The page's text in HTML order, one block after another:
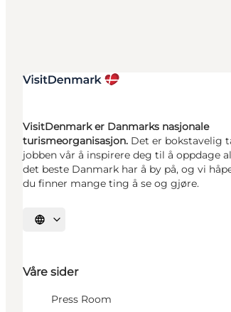
VisitDenmark er Danmarks nasjonale
turismeorganisasjon. Det er bokstavelig
jobben vår å inspirere deg til å oppdage
det beste Danmark har å by på, og vi
du finner mange ting å se og gjøre.
Velg språk
Våre sider
Press Room